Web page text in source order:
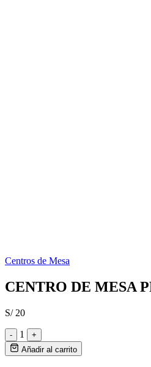
Centros de Mesa
CENTRO DE MESA
S/ 20
- 1
+
Añadir al carrito